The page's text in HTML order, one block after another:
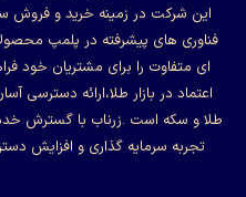
این شرکت در زمینه خرید و فروش
فناوری های پیشرفته در پلمپ
ای متفاوت را برای مشتریان خود
اعتماد در بازار طلا،ارائه دسترسی
طلا و سکه است .زرناب با گسترش
تجربه سرمایه گذاری و افزایش